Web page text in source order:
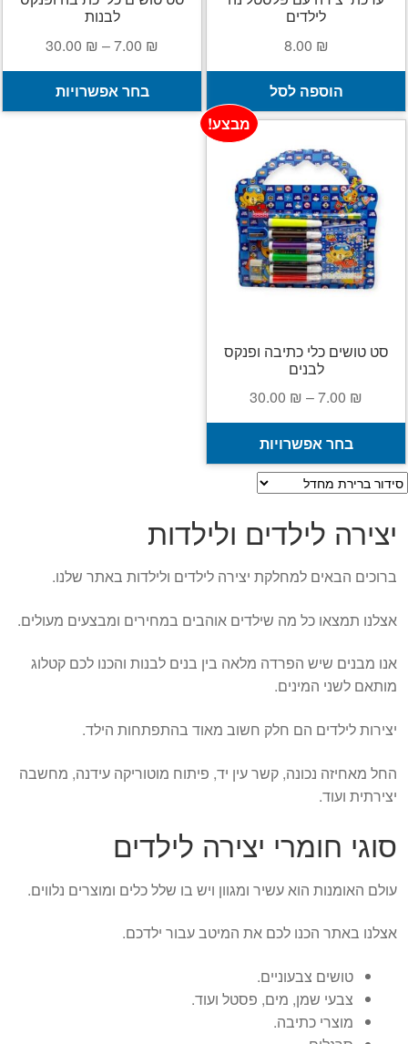
לילדים
8.00 ₪
הוספה לסל
לבנות
7.00 ₪
–
30.00 ₪
טווח
עד
בחר אפשרויות
סט טושים כלי כתיבה ופנקס
לבנים
מבצע!
7.00 ₪
–
30.00 ₪
טווח
מחירים:
עד
בחר אפשרויות
סוגים.
ניתן
לבחור
האפשרויות
המוצר
יצירה לילדים ולילדות
ברוכים הבאים למחלקת יצירה לילדים ולילדות באתר שלנו.
אצלנו תמצאו כל מה שילדים אוהבים במחירים ומבצעים מעולים.
אנו מבנים שיש הפרדה מלאה בין בנים לבנות והכנו לכם קטלוג
מותאם לשני המינים.
יצירות לילדים הם חלק חשוב מאוד בהתפתחות הילד.
החל מאחיזה נכונה, קשר עין יד, פיתוח מוטוריקה עידנה, מחשבה
יצירתית ועוד.
סוגי חומרי יצירה לילדים
עולם האומנות הוא עשיר ומגוון ויש בו שלל כלים ומוצרים נלווים.
אצלנו באתר הכנו לכם את המיטב עבור ילדכם.
טושים צבעוניים.
צבעי שמן, מים, פסטל ועוד.
מוצרי כתיבה.